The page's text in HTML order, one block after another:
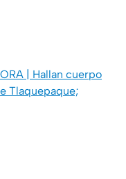
| Hallan cuerpo
Tlaquepaque;